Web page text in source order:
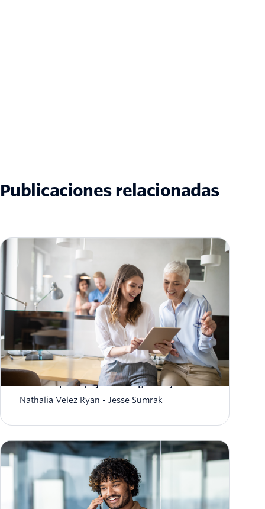
Publicaciones relacionadas
12 tecnologías y tendencias de centro de
contacto para apoyar a tus agentes y clientes
Nathalia Velez Ryan
Jesse Sumrak